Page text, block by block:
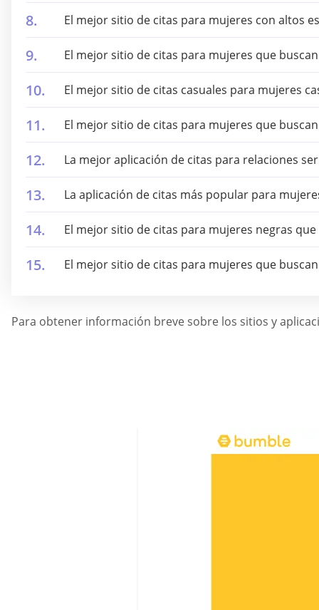
El mejor sitio de citas para mujeres con altos
El mejor sitio de citas para mujeres que
El mejor sitio de citas casuales para mujeres
El mejor sitio de citas para mujeres que
La mejor aplicación de citas para relaciones
La aplicación de citas más popular para
El mejor sitio de citas para mujeres negras
El mejor sitio de citas para mujeres que
Para obtener información breve sobre los sitios y